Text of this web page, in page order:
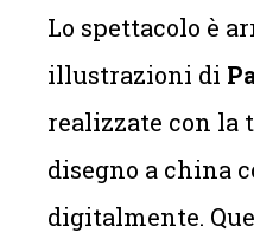
Lo spettacolo è
illustrazioni di
realizzate con la
disegno a china
digitalmente.